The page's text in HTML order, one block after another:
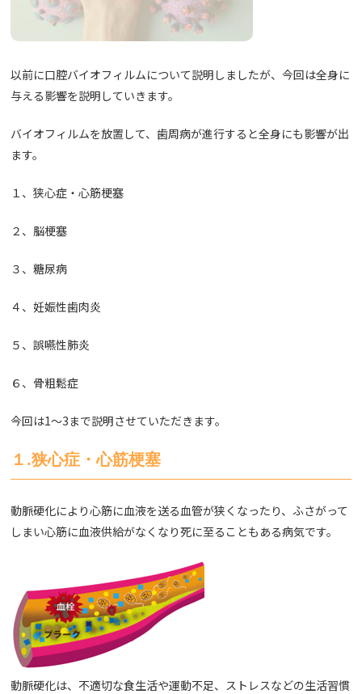
以前に口腔バイオフィルムについて説明しましたが、今回は全身に
与える影響を説明していきます。
バイオフィルムを放置して、歯周病が進行すると全身にも影響が出
ます。
１、狭心症・心筋梗塞
２、脳梗塞
３、糖尿病
４、妊娠性歯肉炎
５、誤嚥性肺炎
６、骨粗鬆症
今回は1〜3まで説明させていただきます。
１.狭心症・心筋梗塞
動脈硬化により心筋に血液を送る血管が狭くなったり、ふさがって
しまい心筋に血液供給がなくなり死に至ることもある病気です。
動脈硬化は、不適切な食生活や運動不足、ストレスなどの生活習慣